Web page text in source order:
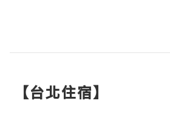
【台北住宿】